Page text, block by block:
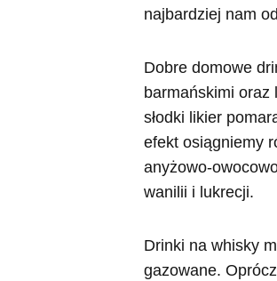
najbardziej nam
Dobre domowe
barmańskimi oraz
słodki likier
efekt osiągniemy
anyżowo-
wanilii i lukrecji.
Drinki na whisky
gazowane.